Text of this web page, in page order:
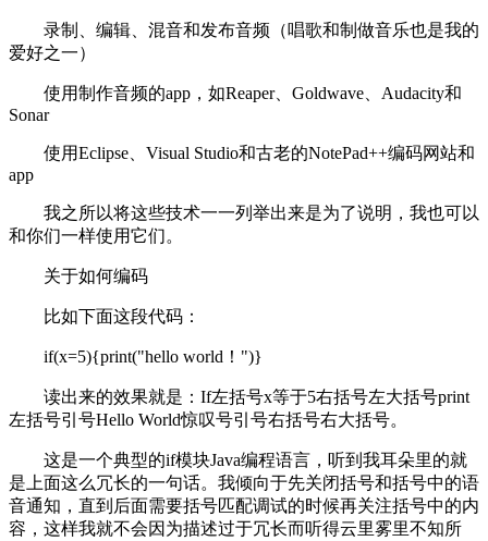
录制、编辑、混音和发布音频（唱歌和制做音乐也是我的
爱好之一）
使用制作音频的app，如Reaper、Goldwave、Audacity和
Sonar
使用Eclipse、Visual Studio和古老的NotePad++编码网站和
app
我之所以将这些技术一一列举出来是为了说明，我也可以
和你们一样使用它们。
关于如何编码
比如下面这段代码：
if(x=5){print("hello world！")}
读出来的效果就是：If左括号x等于5右括号左大括号print
左括号引号Hello World惊叹号引号右括号右大括号。
这是一个典型的if模块Java编程语言，听到我耳朵里的就
是上面这么冗长的一句话。我倾向于先关闭括号和括号中的语
音通知，直到后面需要括号匹配调试的时候再关注括号中的内
容，这样我就不会因为描述过于冗长而听得云里雾里不知所